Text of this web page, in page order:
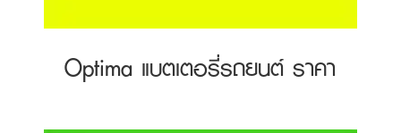
Optima แบตเตอรี่รถยนต์ ราคา